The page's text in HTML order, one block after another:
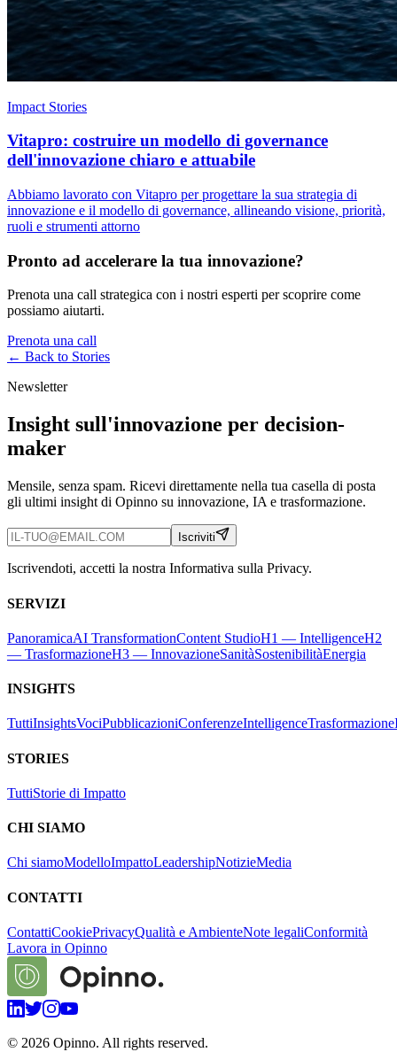
Impact Stories
Vitapro: costruire un modello di governance
dell'innovazione chiaro e attuabile
Abbiamo lavorato con Vitapro per progettare la sua strategia di
innovazione e il modello di governance, allineando visione, priorità,
ruoli e strumenti attorno
Pronto ad accelerare la tua innovazione?
Prenota una call strategica con i nostri esperti per scoprire come
possiamo aiutarti.
Prenota una call
← Back to Stories
Newsletter
Insight sull'innovazione per decision-
maker
Mensile, senza spam. Ricevi direttamente nella tua casella di posta
gli ultimi insight di Opinno su innovazione, IA e trasformazione.
Iscriviti
Iscrivendoti, accetti la nostra Informativa sulla Privacy.
SERVIZI
PanoramicaAI TransformationContent StudioH1 — IntelligenceH2
— TrasformazioneH3 — InnovazioneSanitàSostenibilitàEnergia
INSIGHTS
TuttiInsightsVociPubblicazioniConferenzeIntelligenceTrasformazione
STORIES
TuttiStorie di Impatto
CHI SIAMO
Chi siamoModelloImpattoLeadershipNotizieMedia
CONTATTI
ContattiCookiePrivacyQualità e AmbienteNote legaliConformità
Lavora in Opinno
© 2026 Opinno. All rights reserved.